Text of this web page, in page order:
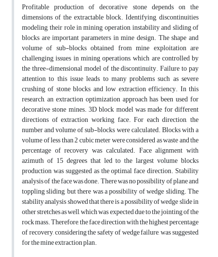
Profitable production of decorative stone depends on the
dimensions of the extractable block. Identifying, discontinuities
modeling, their role in mining operation, instability and sliding of
blocks are important parameters in mine design. The shape and
volume of sub-blocks obtained from mine exploitation are
challenging issues in mining operations, which are controlled by
the three-dimensional model of the discontinuity. Failure to pay
attention to this issue leads to many problems such as severe
crushing of stone blocks and low extraction efficiency. In this
research, an extraction optimization approach has been used for
decorative stone mines. 3D block model was made for different
directions of extraction working face. For each direction, the
number and volume of sub-blocks were calculated. Blocks with a
volume of less than 2 cubic meter were considered as waste and the
percentage of recovery was calculated. Face alignment with
azimuth of 15 degrees that led to the largest volume blocks
production was suggested as the optimal face direction. Stability
analysis of the face was done. There was no possibility of plane and
toppling sliding, but there was a possibility of wedge sliding. The
stability analysis showed that there is a possibility of wedge slide in
other stretches as well, which was expected due to the jointing of the
rock mass. Therefore, the face direction with the highest percentage
of recovery, considering the safety of wedge failure, was suggested
for the mine extraction plan.